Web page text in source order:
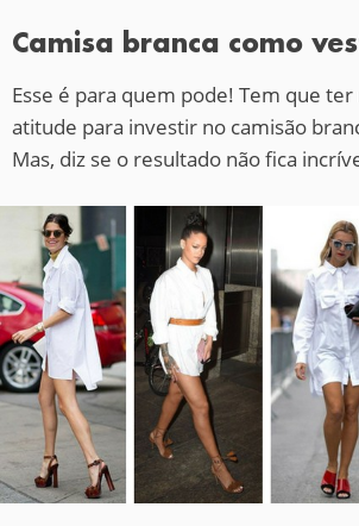
Camisa branca como
Esse é para quem pode! Tem que
atitude para investir no camisão
Mas, diz se o resultado não fica